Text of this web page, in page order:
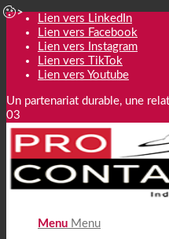
Lien vers LinkedIn
Lien vers Facebook
Lien vers Instagram
Lien vers TikTok
Lien vers Youtube
Un partenariat durable, une
03
Menu Menu